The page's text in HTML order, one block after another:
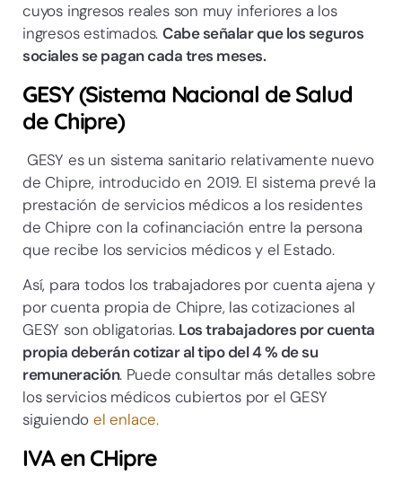
cuyos ingresos reales son muy inferiores a los
ingresos estimados.Cabe señalar que los seguros
sociales se pagan cada tres meses.
GESY (Sistema Nacional de Salud
de Chipre)
GESY es un sistema sanitario relativamente nuevo
de Chipre, introducido en 2019. El sistema prevé la
prestación de servicios médicos a los residentes
de Chipre con la cofinanciación entre la persona
que recibe los servicios médicos y el Estado.
Así, para todos los trabajadores por cuenta ajena y
por cuenta propia de Chipre, las cotizaciones al
GESY son obligatorias. Los trabajadores por cuenta
propia deberán cotizar al tipo del 4 % de su
remuneración. Puede consultar más detalles sobre
los servicios médicos cubiertos por el GESY
siguiendoel enlace.
IVA en CHipre